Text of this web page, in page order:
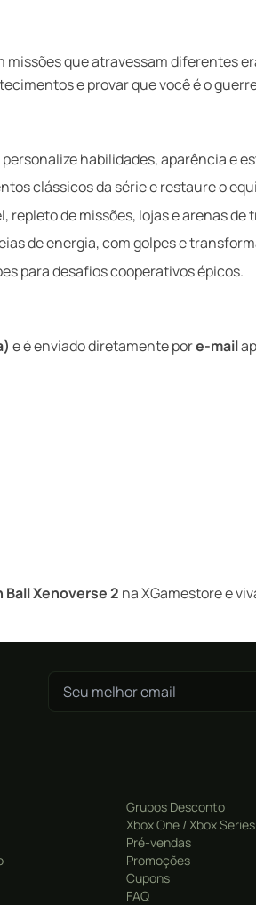
que atravessam diferentes
e provar que você é o
habilidades, aparência e
clássicos da série e restaure o
de missões, lojas e arenas de
de energia, com golpes e
para desafios cooperativos épicos.
e é enviado diretamente pore-mail
Ball Xenoverse 2 na XGamestore e
Grupos Desconto
Xbox One / Xbox Series
Pré-vendas
Promoções
Cupons
FAQ